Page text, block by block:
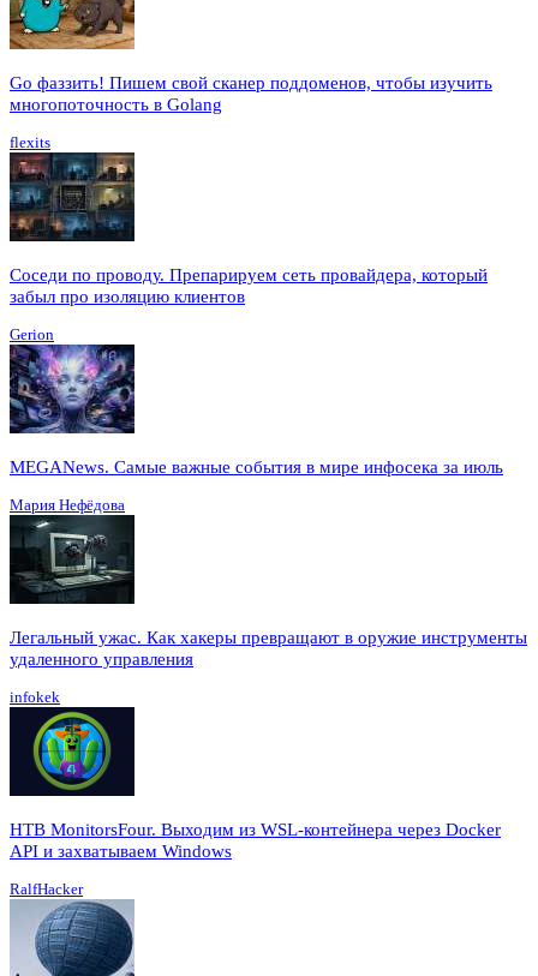
Go фаззить! Пишем свой сканер поддоменов, чтобы изучить
многопоточность в Golang
flexits
Соседи по проводу. Препарируем сеть провайдера, который
забыл про изоляцию клиентов
Gerion
MEGANews. Cамые важные события в мире инфосека за июль
Мария Нефёдова
Легальный ужас. Как хакеры превращают в оружие инструменты
удаленного управления
infokek
HTB MonitorsFour. Выходим из WSL-контейнера через Docker
API и захватываем Windows
RalfHacker